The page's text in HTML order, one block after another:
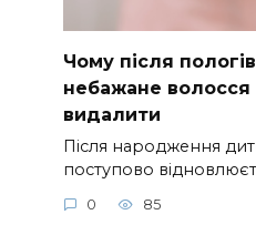
Чому після
небажане волосся
видалити
Після народження
поступово
0 85